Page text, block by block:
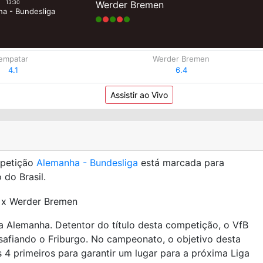
13:30
- Bundesliga
Werder Bremen
4.1
Werder Bremen
6.4
Assistir ao Vivo
Alemanha - Bundesliga está marcada para
do Brasil.
Alemanha. Detentor do título desta competição, o VfB
o Friburgo. No campeonato, o objetivo desta
primeiros para garantir um lugar para a próxima Liga